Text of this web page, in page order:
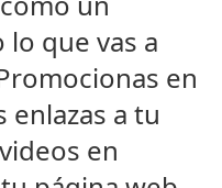
que vas a
en
enlazas a tu
en